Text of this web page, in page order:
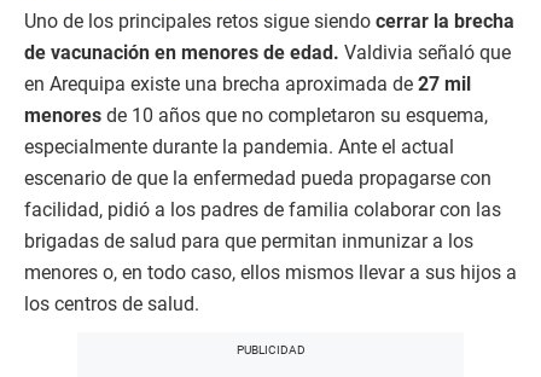
Uno de los principales retos sigue siendo cerrar la brecha
de vacunación en menores de edad. Valdivia señaló que
en Arequipa existe una brecha aproximada de 27 mil
menores de 10 años que no completaron su esquema,
especialmente durante la pandemia. Ante el actual
escenario de que la enfermedad pueda propagarse con
facilidad, pidió a los padres de familia colaborar con las
brigadas de salud para que permitan inmunizar a los
menores o, en todo caso, ellos mismos llevar a sus hijos a
los centros de salud.